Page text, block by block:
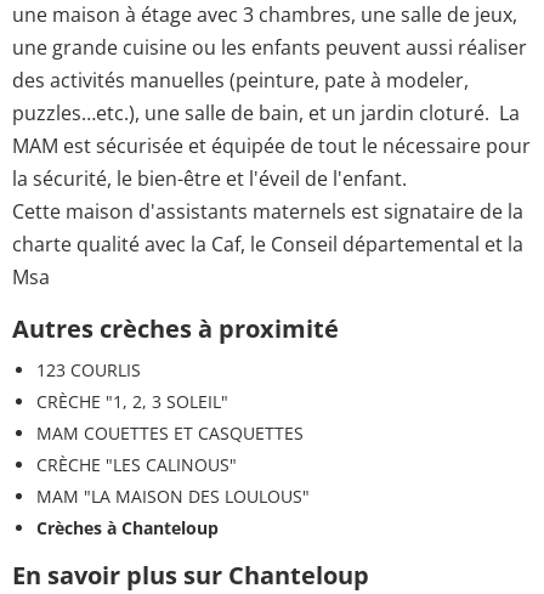
une maison à étage avec 3 chambres, une salle de jeux,
une grande cuisine ou les enfants peuvent aussi réaliser
des activités manuelles (peinture, pate à modeler,
puzzles…etc.), une salle de bain, et un jardin cloturé. La
MAM est sécurisée et équipée de tout le nécessaire pour
la sécurité, le bien-être et l'éveil de l'enfant.
Cette maison d'assistants maternels est signataire de la
charte qualité avec la Caf, le Conseil départemental et la
Msa
Autres crèches à proximité
123 COURLIS
CRÈCHE "1, 2, 3 SOLEIL"
MAM COUETTES ET CASQUETTES
CRÈCHE "LES CALINOUS"
MAM "LA MAISON DES LOULOUS"
Crèches à Chanteloup
En savoir plus sur Chanteloup